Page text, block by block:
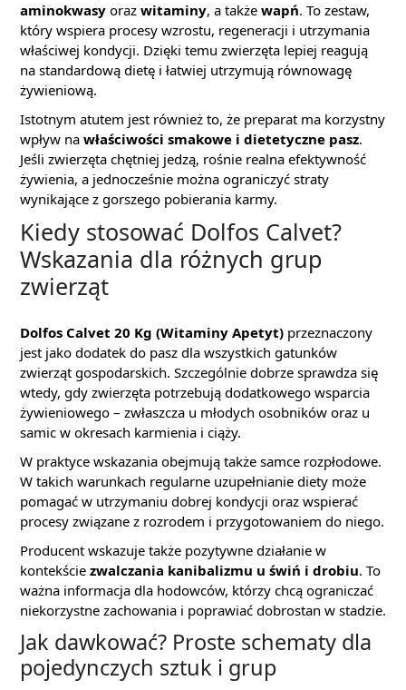
aminokwasy oraz witaminy, a także wapń. To zestaw,
który wspiera procesy wzrostu, regeneracji i utrzymania
właściwej kondycji. Dzięki temu zwierzęta lepiej reagują
na standardową dietę i łatwiej utrzymują równowagę
żywieniową.
Istotnym atutem jest również to, że preparat ma korzystny
wpływ na właściwości smakowe i dietetyczne pasz.
Jeśli zwierzęta chętniej jedzą, rośnie realna efektywność
żywienia, a jednocześnie można ograniczyć straty
wynikające z gorszego pobierania karmy.
Kiedy stosować Dolfos Calvet?
Wskazania dla różnych grup
zwierząt
Dolfos Calvet 20 Kg (Witaminy Apetyt) przeznaczony
jest jako dodatek do pasz dla wszystkich gatunków
zwierząt gospodarskich. Szczególnie dobrze sprawdza się
wtedy, gdy zwierzęta potrzebują dodatkowego wsparcia
żywieniowego – zwłaszcza u młodych osobników oraz u
samic w okresach karmienia i ciąży.
W praktyce wskazania obejmują także samce rozpłodowe.
W takich warunkach regularne uzupełnianie diety może
pomagać w utrzymaniu dobrej kondycji oraz wspierać
procesy związane z rozrodem i przygotowaniem do niego.
Producent wskazuje także pozytywne działanie w
kontekście zwalczania kanibalizmu u świń i drobiu. To
ważna informacja dla hodowców, którzy chcą ograniczać
niekorzystne zachowania i poprawiać dobrostan w stadzie.
Jak dawkować? Proste schematy dla
pojedynczych sztuk i grup